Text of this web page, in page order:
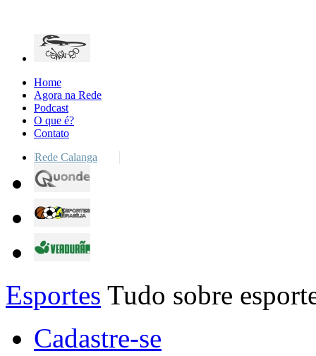
Home
Agora na Rede
Podcast
O que é?
Contato
Rede Calanga
Esportes Tudo sobre
Cadastre-se